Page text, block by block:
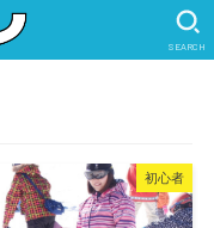
SEARCH
初心者